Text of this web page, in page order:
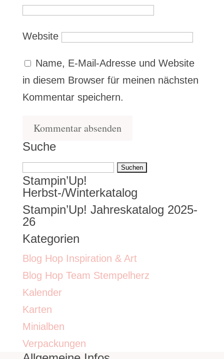
Website
Name, E-Mail-Adresse und Website
in diesem Browser für meinen nächsten
Kommentar speichern.
Suche
Suchen
nach:
Stampin’Up!
Herbst-/Winterkatalog
Stampin’Up! Jahreskatalog 2025-
26
Kategorien
Blog Hop Inspiration & Art
Blog Hop Team Stempelherz
Kalender
Karten
Minialben
Verpackungen